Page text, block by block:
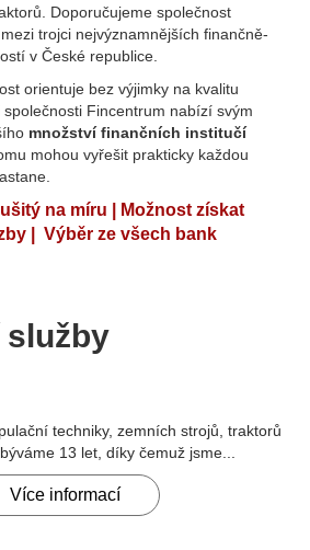
Doporučujeme společnost
trojci nejvýznamnějších finančně-
v České republice.
orientuje bez výjimky na kvalitu
Fincentrum nabízí svým
množství finančních institučí
mohou vyřešit prakticky každou
na míru | Možnost získat
| Výběr ze všech bank
služby
techniky, zemních strojů, traktorů
13 let, díky čemuž jsme...
Více informací